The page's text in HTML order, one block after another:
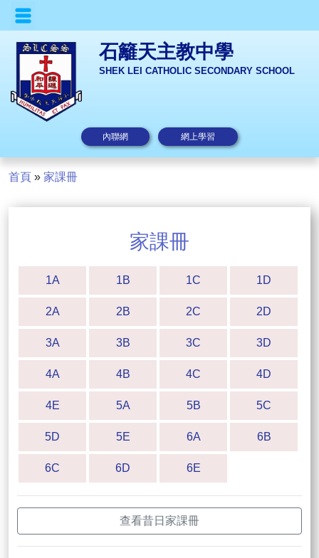
石籬天主教中學
SHEK LEI CATHOLIC SECONDARY SCHOOL
內聯網 網上學習
首頁 » 家課冊
家課冊
1A 1B 1C 1D
2A 2B 2C 2D
3A 3B 3C 3D
4A 4B 4C 4D
4E 5A 5B 5C
5D 5E 6A 6B
6C 6D 6E
查看昔日家課冊